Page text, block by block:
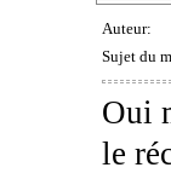
Auteur:
Sujet du
Oui
le